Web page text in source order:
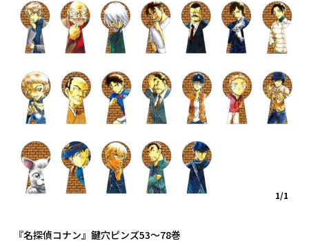
『名探偵コナン』鍵穴ピンズ53～78巻
1/1